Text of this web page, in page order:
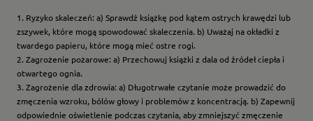
1. Ryzyko skaleczeń: a) Sprawdź książkę pod kątem ostrych krawędzi lub
zszywek, które mogą spowodować skaleczenia. b) Uważaj na okładki z
twardego papieru, które mogą mieć ostre rogi.
2. Zagrożenie pożarowe: a) Przechowuj książki z dala od źródeł ciepła i
otwartego ognia.
3. Zagrożenie dla zdrowia: a) Długotrwałe czytanie może prowadzić do
zmęczenia wzroku, bólów głowy i problemów z koncentracją. b) Zapewnij
odpowiednie oświetlenie podczas czytania, aby zmniejszyć zmęczenie